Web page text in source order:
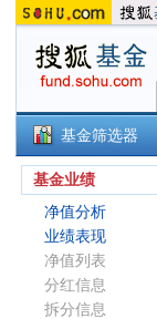
基金筛选器
基金业绩
净值分析
业绩表现
净值列表
分红信息
拆分信息